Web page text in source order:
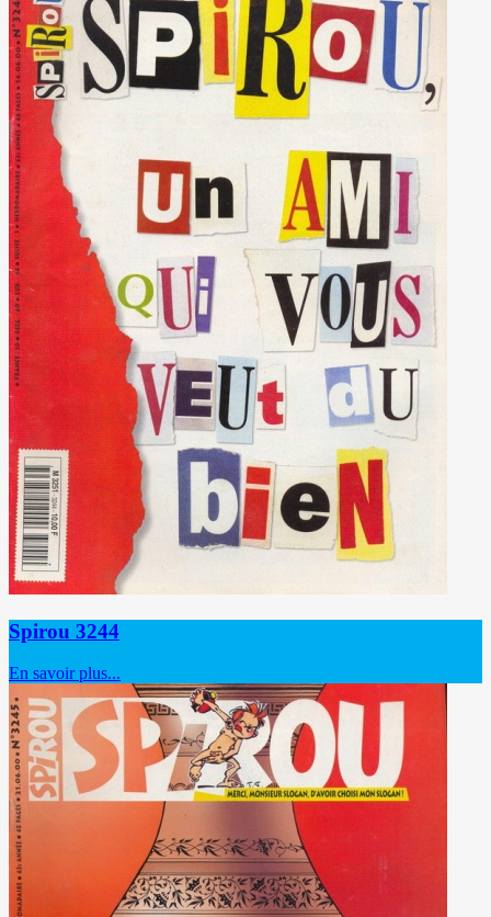
Spirou 3244
En savoir plus...